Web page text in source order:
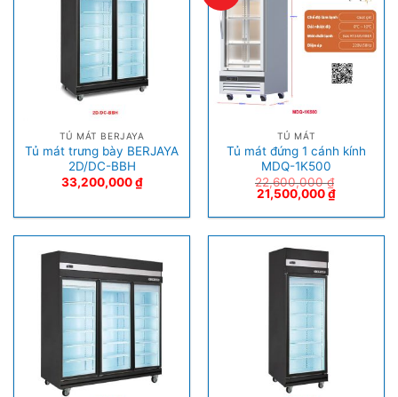
TỦ MÁT BERJAYA
Tủ mát trưng bày BERJAYA
2D/DC-BBH
33,200,000₫
TỦ MÁT
Tủ mát đứng 1 cánh kính
MDQ-1K500
22,600,000₫
21,500,000₫